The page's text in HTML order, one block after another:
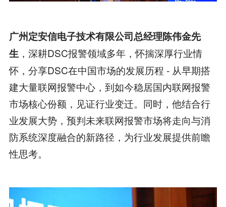
广州定安信电子技术有限公司总经理陈伟金先
生 ，深耕DSC报警领域多年，怀揣深厚行业情
怀，分享DSC在中国市场的发展历程 - 从早期搭
建大量联网报警中心，到如今稳居国内联网报警
市场核心份额，见证行业变迁。同时，他结合行
业发展大势，预判未来联网报警市场将走向与消
防系统深度融合的新路径，为行业发展提供前瞻
性思考。